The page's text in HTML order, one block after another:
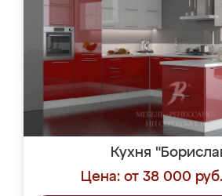
Кухня
Цена: от 38 000